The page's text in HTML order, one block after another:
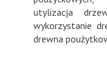
utylizacja
wykorzystanie
drewna